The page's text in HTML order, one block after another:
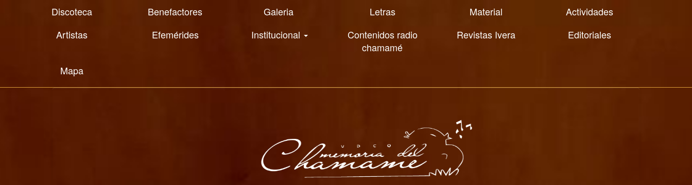
Discoteca Benefactores Galeria Letras Material
Actividades
Artistas
Efemérides Institucional
Contenidos radio
chamamé
Revistas Ivera Editoriales
Mapa